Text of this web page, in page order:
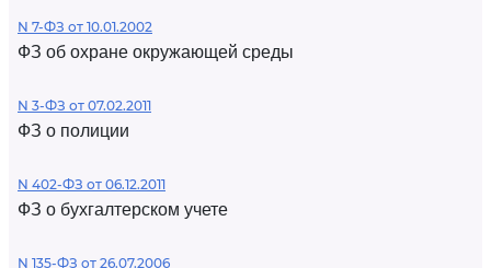
N 7-ФЗ от 10.01.2002
ФЗ об охране окружающей среды
N 3-ФЗ от 07.02.2011
ФЗ о полиции
N 402-ФЗ от 06.12.2011
ФЗ о бухгалтерском учете
N 135-ФЗ от 26.07.2006